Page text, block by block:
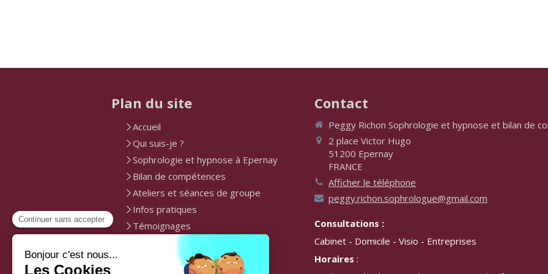
Plan du site
Accueil
Qui suis-je ?
Sophrologie et hypnose à Epernay
Bilan de compétences
Ateliers et séances de groupe
Infos pratiques
Témoignages
Contact
Peggy Richon Sophrologie et hypnose et bilan de
2 place Victor Hugo
51200 Epernay
FRANCE
Afficher le téléphone
peggy.richon.sophrologue@gmail.com
Consultations :
Cabinet - Domicile - Visio - Entreprises
Horaires :